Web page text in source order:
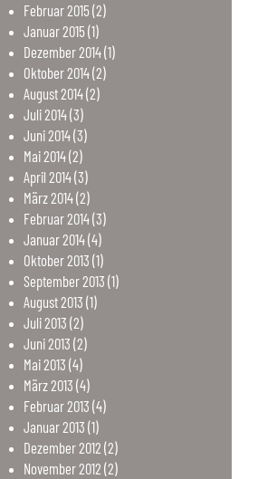
Februar2015(2)
Januar2015(1)
Dezember2014(1)
Oktober2014(2)
August2014(2)
Juli2014(3)
Juni2014(3)
Mai2014(2)
April 2014(3)
März2014(2)
Februar2014(3)
Januar2014(4)
Oktober2013 (1)
September2013 (1)
August2013 (1)
Juli2013 (2)
Juni2013 (2)
Mai2013 (4)
März2013 (4)
Februar2013 (4)
Januar2013 (1)
Dezember2012 (2)
November2012 (2)